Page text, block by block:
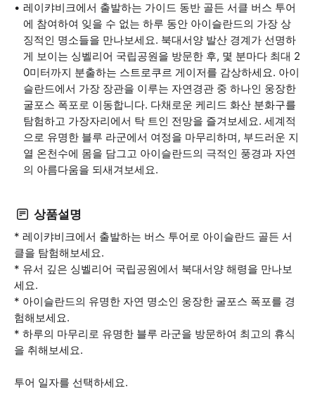
레이캬비크에서 출발하는 가이드 동반 골든 서클 버스 투어
에 참여하여 잊을 수 없는 하루 동안 아이슬란드의 가장 상
징적인 명소들을 만나보세요. 북대서양 발산 경계가 선명하
게 보이는 싱벨리어 국립공원을 방문한 후, 몇 분마다 최대 2
0미터까지 분출하는 스트로쿠르 게이저를 감상하세요. 아이
슬란드에서 가장 장관을 이루는 자연경관 중 하나인 웅장한
굴포스 폭포로 이동합니다. 다채로운 케리드 화산 분화구를
탐험하고 가장자리에서 탁 트인 전망을 즐겨보세요. 세계적
으로 유명한 블루 라군에서 여정을 마무리하며, 부드러운 지
열 온천수에 몸을 담그고 아이슬란드의 극적인 풍경과 자연
의 아름다움을 되새겨보세요.
상품설명
* 레이캬비크에서 출발하는 버스 투어로 아이슬란드 골든 서
클을 탐험해보세요.
* 유서 깊은 싱벨리어 국립공원에서 북대서양 해령을 만나보
세요.
* 아이슬란드의 유명한 자연 명소인 웅장한 굴포스 폭포를 경
험해보세요.
* 하루의 마무리로 유명한 블루 라군을 방문하여 최고의 휴식
을 취해보세요.
투어 일자를 선택하세요.